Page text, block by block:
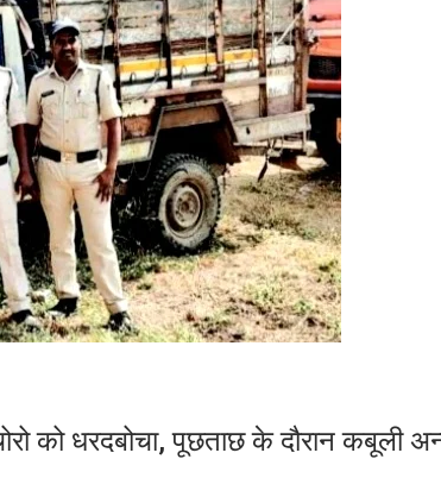
को धरदबोचा, पूछताछ के दौरान कबूली